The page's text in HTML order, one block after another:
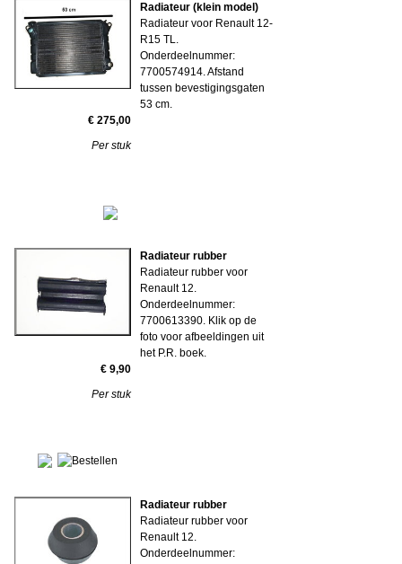
Radiateur (klein model)
Radiateur voor Renault 12-
R15 TL.
Onderdeelnummer:
7700574914. Afstand
tussen bevestigingsgaten
53 cm.
€ 275,00
Per stuk
Radiateur rubber
Radiateur rubber voor
Renault 12.
Onderdeelnummer:
7700613390. Klik op de
foto voor afbeeldingen uit
het P.R. boek.
€ 9,90
Per stuk
Radiateur rubber
Radiateur rubber voor
Renault 12.
Onderdeelnummer: